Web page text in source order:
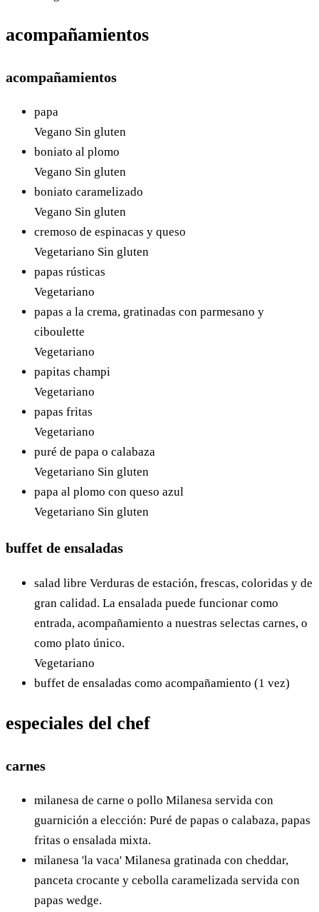
acompañamientos
acompañamientos
papa
Vegano Sin gluten
boniato al plomo
Vegano Sin gluten
boniato caramelizado
Vegano Sin gluten
cremoso de espinacas y queso
Vegetariano Sin gluten
papas rústicas
Vegetariano
papas a la crema, gratinadas con parmesano y
ciboulette
Vegetariano
papitas champi
Vegetariano
papas fritas
Vegetariano
puré de papa o calabaza
Vegetariano Sin gluten
papa al plomo con queso azul
Vegetariano Sin gluten
buffet de ensaladas
salad libre Verduras de estación, frescas, coloridas y de
gran calidad. La ensalada puede funcionar como
entrada, acompañamiento a nuestras selectas carnes, o
como plato único.
Vegetariano
buffet de ensaladas como acompañamiento (1 vez)
especiales del chef
carnes
milanesa de carne o pollo Milanesa servida con
guarnición a elección: Puré de papas o calabaza, papas
fritas o ensalada mixta.
milanesa 'la vaca' Milanesa gratinada con cheddar,
panceta crocante y cebolla caramelizada servida con
papas wedge.